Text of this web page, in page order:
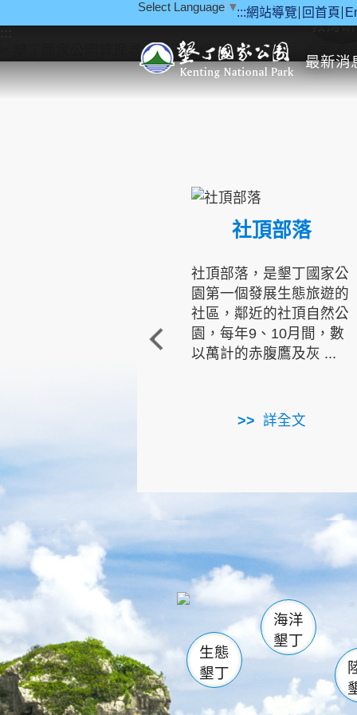
:::網站導覽 回首頁
Select Language ▼
最新消
::: 教育
社頂部落
社頂部落，是墾丁國家公
園第一個發展生態旅遊的
社區，鄰近的社頂自然公
園，每年9、10月間，數
以萬計的赤腹鷹及灰 ...
詳全文
龜山 海生館
恆春
龍鑾潭自
瓊麻館
關山
白砂
生態
墾丁
海洋
墾丁